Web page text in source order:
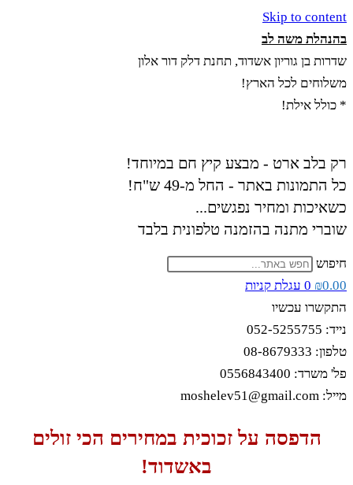
Skip to content
בהנהלת משה לב
שדרות בן גוריון אשדוד, תחנת דלק דור אלון
משלוחים לכל הארץ!
* כולל אילת!
רק בלב ארט - מבצע קיץ חם במיוחד!
כל התמונות באתר - החל מ-49 ש"ח!
כשאיכות ומחיר נפגשים...
שוברי מתנה בהזמנה טלפונית בלבד
חיפוש
₪0.00
0 עגלת קניות
התקשרו עכשיו
נייד: 052-5255755
טלפון: 08-8679333
פל' משרד: 0556843400
מייל: moshelev51@gmail.com
הדפסה על זכוכית במחירים הכי זולים
באשדוד!